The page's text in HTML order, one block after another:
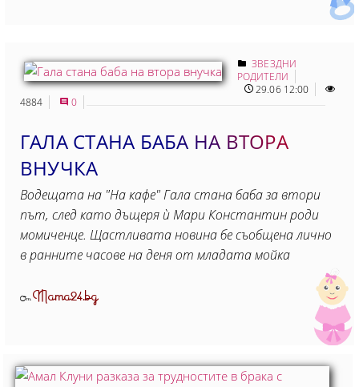
ЗВЕЗДНИ
РОДИТЕЛИ
29.06 12:00
4884
0
ГАЛА СТАНА БАБА НА ВТОРА
ВНУЧКА
Водещата на "На кафе" Гала стана баба за втори
път, след като дъщеря ѝ Мари Константин роди
момиченце. Щастливата новина бе съобщена лично
в ранните часове на деня от младата мойка
ОтMama24.bg